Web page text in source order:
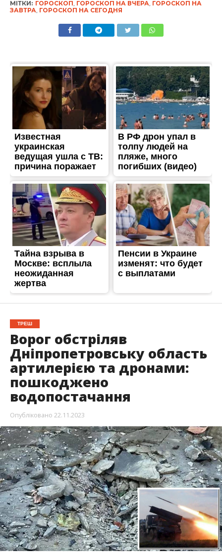
МІТКИ: ГОРОСКОП, ГОРОСКОП НА ВЧЕРА, ГОРОСКОП НА
ЗАВТРА, ГОРОСКОП НА СЕГОДНЯ
ТРЕШ
Ворог обстріляв
Дніпропетровську область
артилерією та дронами:
пошкоджено
водопостачання
Опубліковано 22.11.2023